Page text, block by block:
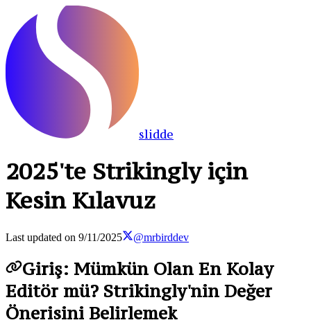
slidde
2025'te Strikingly için
Kesin Kılavuz
Last updated on 9/11/2025 @mrbirddev
Giriş: Mümkün Olan En Kolay
Editör mü? Strikingly'nin Değer
Önerisini Belirlemek